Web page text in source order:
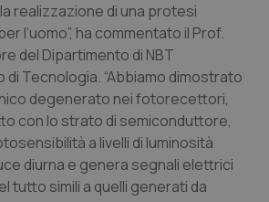
urogenitali
realizzazione di una protesi
l’uomo”, ha commentato il Prof.
del Dipartimento di NBT
di Tecnologia. “Abbiamo dimostrato
degenerato nei fotorecettori,
con lo strato di semiconduttore,
a livelli di luminosità
diurna e genera segnali elettrici
tutto simili a quelli generati da